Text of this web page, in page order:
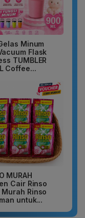
Minum
Flask
TUMBLER
Coffee...
MURAH
Cair Rinso
Rinso
untuk...